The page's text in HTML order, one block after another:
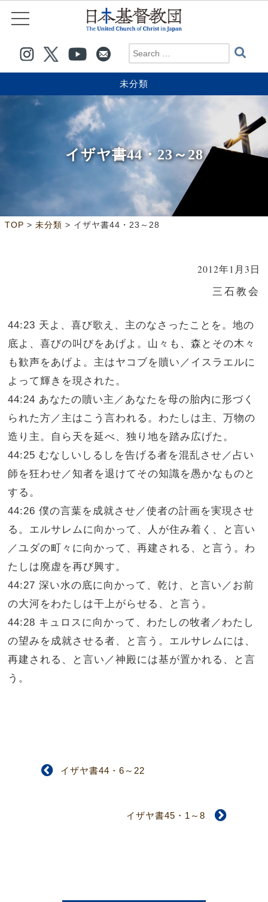
未分類
イザヤ書44・23～28
TOP > 未分類 > イザヤ書44・23～28
2012年1月3日
三石教会
44:23 天よ、喜び歌え、主のなさったことを。地の
底よ、喜びの叫びをあげよ。山々も、森とその木々
も歓声をあげよ。主はヤコブを贖い／イスラエルに
よって輝きを現された。
44:24 あなたの贖い主／あなたを母の胎内に形づく
られた方／主はこう言われる。わたしは主、万物の
造り主。自ら天を延べ、独り地を踏み広げた。
44:25 むなしいしるしを告げる者を混乱させ／占い
師を狂わせ／知者を退けてその知識を愚かなものと
する。
44:26 僕の言葉を成就させ／使者の計画を実現させ
る。エルサレムに向かって、人が住み着く、と言い
／ユダの町々に向かって、再建される、と言う。わ
たしは廃虚を再び興す。
44:27 深い水の底に向かって、乾け、と言い／お前
の大河をわたしは干上がらせる、と言う。
44:28 キュロスに向かって、わたしの牧者／わたし
の望みを成就させる者、と言う。エルサレムには、
再建される、と言い／神殿には基が置かれる、と言
う。
イザヤ書44・6～22
イザヤ書45・1～8